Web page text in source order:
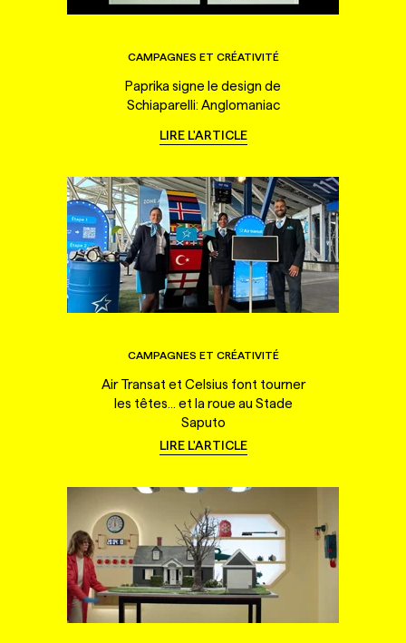
CAMPAGNES ET CRÉATIVITÉ
Paprika signe le design de
Schiaparelli: Anglomaniac
LIRE L'ARTICLE
CAMPAGNES ET CRÉATIVITÉ
Air Transat et Celsius font tourner
les têtes... et la roue au Stade
Saputo
LIRE L'ARTICLE